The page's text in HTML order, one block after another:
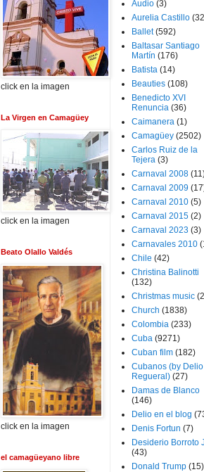
click en la imagen
La Virgen en Camagüey
click en la imagen
Beato Olallo Valdés
click en la imagen
el camagüeyano libre
Audio (3)
Aurelia Castillo
Ballet (592)
Baltasar Santiago
Martín (176)
Batista (14)
Beauties (108)
Benedicto XVI
Renuncia (36)
Caimanera (1)
Camagüey (2502)
Carlos Ruiz de la
Tejera (3)
Carnaval 2008
Carnaval 2009
Carnaval 2010 (5)
Carnaval 2015 (2)
Carnaval 2023 (3)
Carnavales 2010
Chile (42)
Christina Balinotti
(132)
Christmas music
Church (1838)
Colombia (233)
Cuba (9271)
Cuban film (182)
Cubanos (by Delio
Regueral) (27)
Damas de Blanco
(146)
Delio en el blog
Denis Fortun (7)
Desiderio Borroto
(43)
Donald Trump (15)